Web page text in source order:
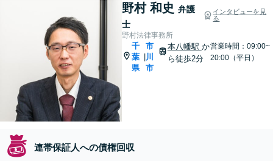
野村 和史 弁護
士
インタビューを見
る
野村法律事務所
千
葉
県
市
川
市
本八幡駅 か
ら徒歩2分
営業時間：09:00~
20:00（平日）
連帯保証人への債権回収